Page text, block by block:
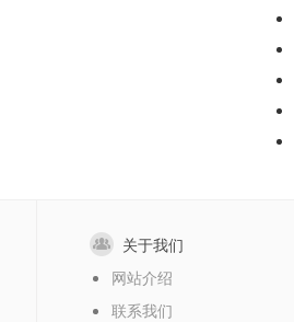
关于我们
网站介绍
联系我们